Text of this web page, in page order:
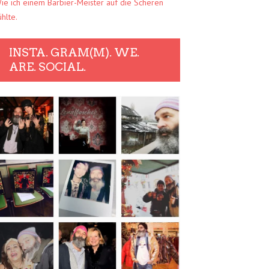
ich einem Barbier-Meister auf die Scheren
INSTA. GRAM(M). WE.
ARE. SOCIAL.